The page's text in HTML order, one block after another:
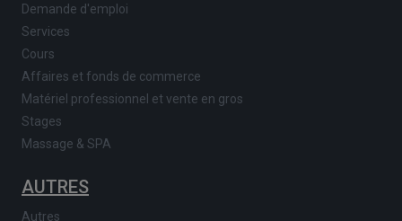
Demande d'emploi
Services
Cours
Affaires et fonds de commerce
Matériel professionnel et vente en gros
Stages
Massage & SPA
AUTRES
Autres